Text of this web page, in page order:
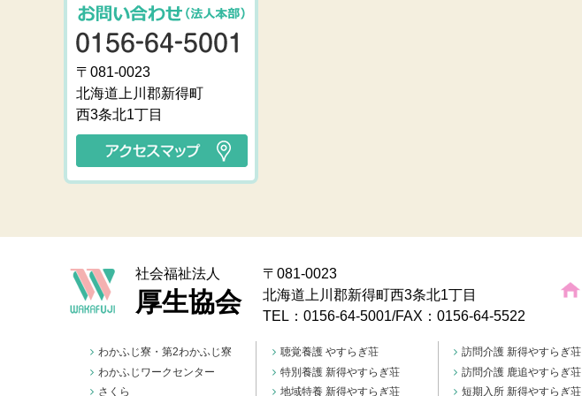
〒081-0023
北海道上川郡新得町
西3条北1丁目
社会福祉法人
厚生協会
〒081-0023
北海道上川郡新得町西3条北1丁目
TEL：0156-64-5001/FAX：0156-64-5522
わかふじ寮・第2わかふじ寮
わかふじワークセンター
さくら
聴覚養護 やすらぎ荘
特別養護 新得やすらぎ荘
地域特養 新得やすらぎ荘
訪問介護 新得やすらぎ荘
訪問介護 鹿追やすらぎ荘
短期入所 新得やすらぎ荘